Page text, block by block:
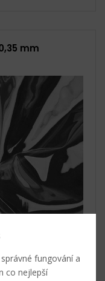
mm
fungování a
co nejlepší